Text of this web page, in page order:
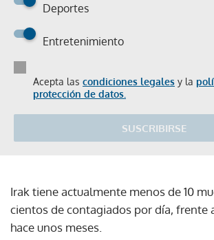
Deportes
Entretenimiento
Acepta las condiciones legales y la
protección de datos.
SUSCRIBIRSE
Irak tiene actualmente menos de 10
cientos de contagiados por día, frente
hace unos meses.